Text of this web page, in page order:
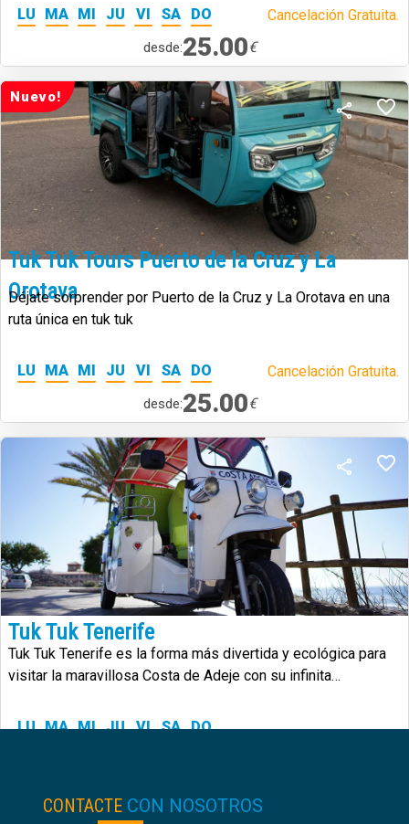
LU MA MI JU VI SA DO Cancelación Gratuita.
desde:25.00€
Nuevo!
Tuk Tuk Tours Puerto de la Cruz y La
Orotava
Déjate sorprender por Puerto de la Cruz y La Orotava en una
ruta única en tuk tuk
LU MA MI JU VI SA DO Cancelación Gratuita.
desde:25.00€
Tuk Tuk Tenerife
Tuk Tuk Tenerife es la forma más divertida y ecológica para
visitar la maravillosa Costa de Adeje con su infinita
LU MA MI JU VI SA DO
CONTACTE CON NOSOTROS